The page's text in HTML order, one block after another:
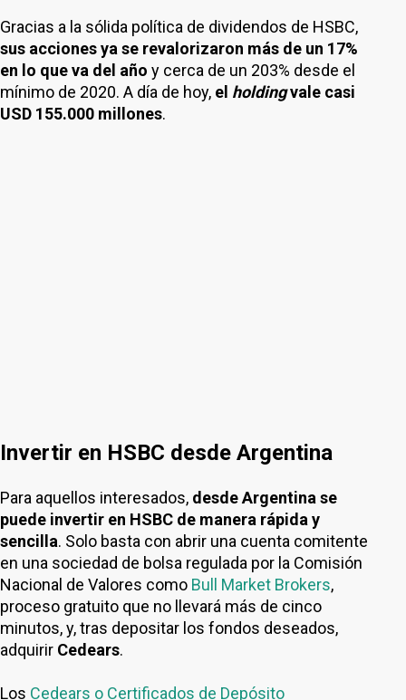
Gracias a la sólida política de dividendos de HSBC,
sus acciones ya se revalorizaron más de un 17%
en lo que va del año y cerca de un 203% desde el
mínimo de 2020. A día de hoy, el holdingvale casi
USD 155.000 millones.
Invertir en HSBC desde Argentina
Para aquellos interesados, desde Argentina se
puede invertir en HSBC de manera rápida y
sencilla. Solo basta con abrir una cuenta comitente
en una sociedad de bolsa regulada por la Comisión
Nacional de Valores como Bull Market Brokers,
proceso gratuito que no llevará más de cinco
minutos, y, tras depositar los fondos deseados,
adquirir Cedears.
Los Cedears o Certificados de Depósito